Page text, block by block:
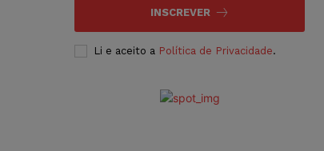
INSCREVER
Li e aceito a Política de Privacidade.